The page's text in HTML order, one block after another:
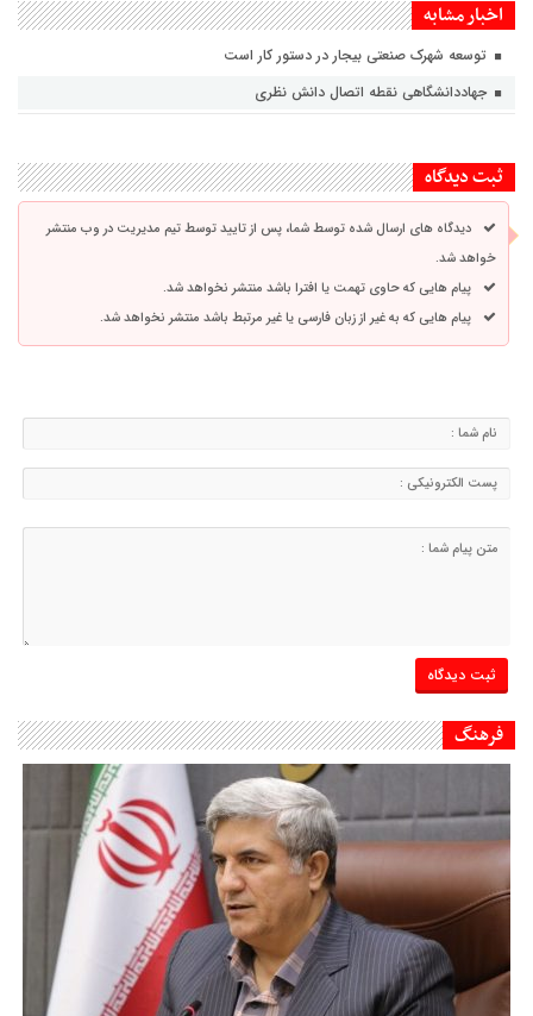
اخبار مشابه
توسعه شهرک صنعتی بیجار در دستور کار است
جهاددانشگاهی نقطه اتصال دانش نظری
ثبت دیدگاه
دیدگاه های ارسال شده توسط شما، پس از تایید توسط تیم مدیریت در وب منتشر
خواهد شد.
پیام هایی که حاوی تهمت یا افترا باشد منتشر نخواهد شد.
پیام هایی که به غیر از زبان فارسی یا غیر مرتبط باشد منتشر نخواهد شد.
فرهنگ